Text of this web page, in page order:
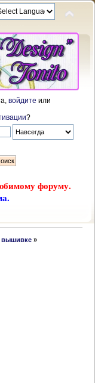
войдите или
?
форуму.
вышивке»